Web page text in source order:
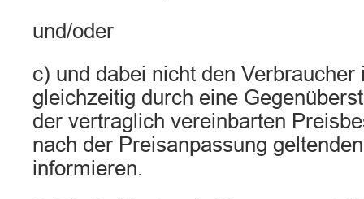
und/oder
c) und dabei nicht den Verbraucher
gleichzeitig durch eine
der vertraglich vereinbarten
nach der Preisanpassung
informieren.